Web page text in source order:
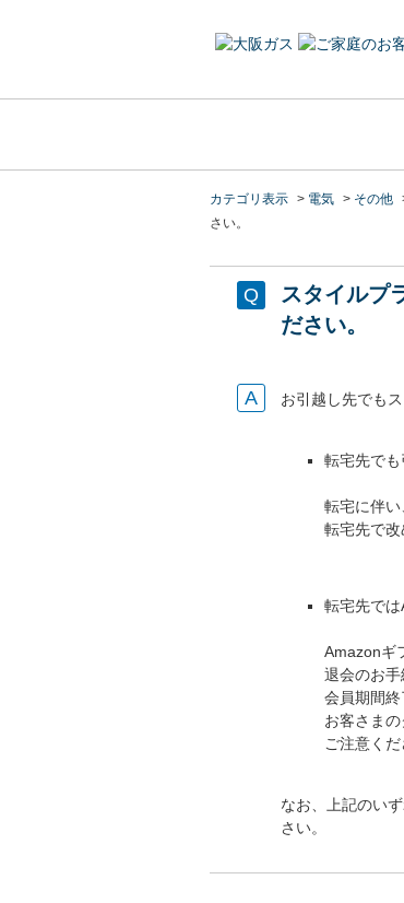
カテゴリ表示 > 電気 > その他
さい。
スタイルプ
ださい。
お引越し先でも
転宅先で
転宅に伴い
転宅先で改
転宅先で
Amazonギ
退会のお手
会員期間
お客さま
ご注意くだ
なお、上記のい
さい。